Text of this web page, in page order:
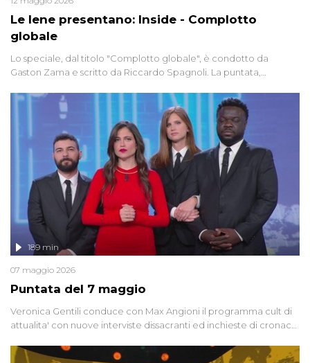
Le Iene presentano: Inside - Complotto
globale
Lo speciale, dal titolo "Complotto globale", è condotto da
Gaston Zama e scritto da Riccardo Spagnoli. La puntata,
racconta l'universo delle narrazioni alternative, dei sospetti
globali e del complottismo che negli ultimi anni hanno invaso
social network, talk show, piazze digitali e immaginario collettivo.
Puntata del 7 maggio
189 min
07 maggio 2026
Veronica Gentili conduce con Max Angioni il programma cult di
attualita' con nuove interviste dissacranti ed inchieste di cronaca